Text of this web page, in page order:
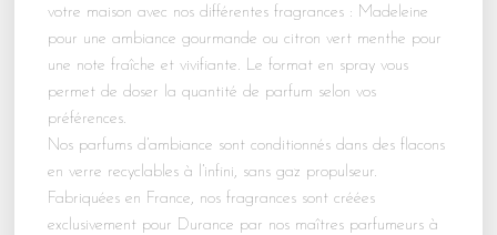
votre maison avec nos différentes fragrances : Madeleine
pour une ambiance gourmande ou citron vert menthe pour
une note fraîche et vivifiante. Le format en spray vous
permet de doser la quantité de parfum selon vos
préférences.
Nos parfums d’ambiance sont conditionnés dans des flacons
en verre recyclables à l’infini, sans gaz propulseur.
Fabriquées en France, nos fragrances sont créées
exclusivement pour Durance par nos maîtres parfumeurs à